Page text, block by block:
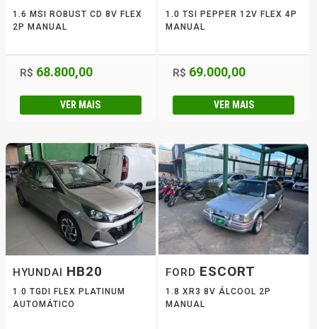
1.6 MSI ROBUST CD 8V FLEX
2P MANUAL
R$ 68.800,00
VER MAIS
1.0 TSI PEPPER 12V FLEX 4P
MANUAL
R$ 69.000,00
VER MAIS
HYUNDAI HB20
1.0 TGDI FLEX PLATINUM
AUTOMÁTICO
FORD ESCORT
1.8 XR3 8V ÁLCOOL 2P
MANUAL